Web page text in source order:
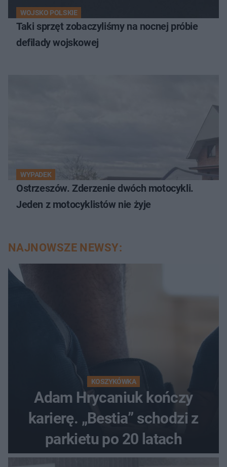
WOJSKO POLSKIE
Taki sprzęt zobaczyliśmy na nocnej próbie
defilady wojskowej
WYPADEK
Ostrzeszów. Zderzenie dwóch motocykli.
Jeden z motocyklistów nie żyje
NAJNOWSZE NEWSY:
KOSZYKÓWKA
Adam Hrycaniuk kończy
karierę. „Bestia” schodzi z
parkietu po 20 latach